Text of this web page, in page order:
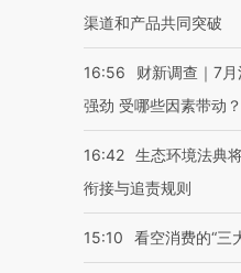
渠道和产品共同突破
16:56
财新调查｜7
强劲 受哪些因素带动？
16:42 生态环境法典
衔接与追责规则
15:10 看空消费的“三